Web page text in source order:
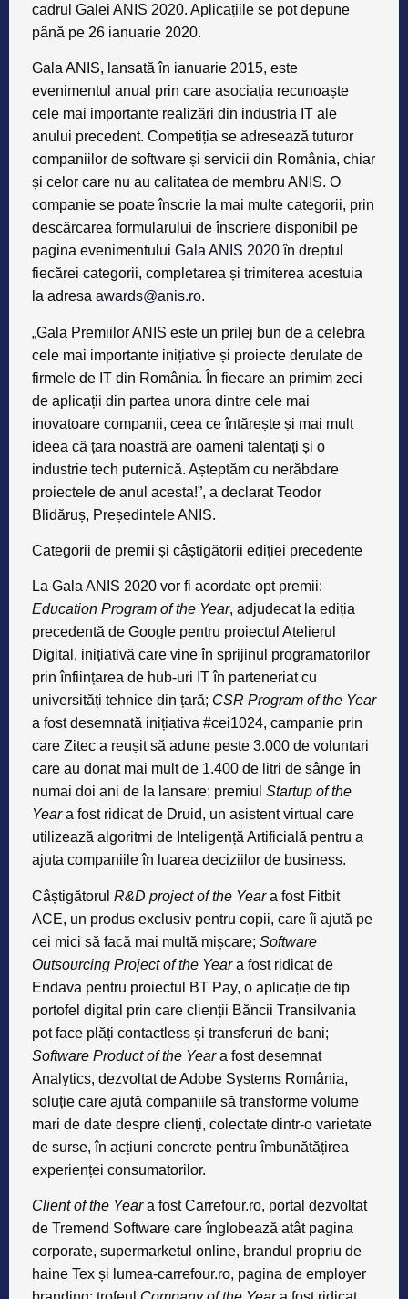
cadrul Galei ANIS 2020. Aplicațiile se pot depune
până pe 26 ianuarie 2020.
Gala ANIS, lansată în ianuarie 2015, este
evenimentul anual prin care asociația recunoaște
cele mai importante realizări din industria IT ale
anului precedent. Competiția se adresează tuturor
companiilor de software și servicii din România, chiar
și celor care nu au calitatea de membru ANIS. O
companie se poate înscrie la mai multe categorii, prin
descărcarea formularului de înscriere disponibil pe
pagina evenimentului Gala ANIS 2020în dreptul
fiecărei categorii, completarea și trimiterea acestuia
la adresa awards@anis.ro.
„Gala Premiilor ANIS este un prilej bun de a celebra
cele mai importante inițiative și proiecte derulate de
firmele de IT din România. În fiecare an primim zeci
de aplicații din partea unora dintre cele mai
inovatoare companii, ceea ce întărește și mai mult
ideea că țara noastră are oameni talentați și o
industrie tech puternică. Așteptăm cu nerăbdare
proiectele de anul acesta!”, a declarat Teodor
Blidăruș, Președintele ANIS.
Categorii de premii și câștigătorii ediției precedente
La Gala ANIS 2020 vor fi acordate opt premii:
Education Program of the Year, adjudecat la ediția
precedentă de Google pentru proiectul Atelierul
Digital, inițiativă care vine în sprijinul programatorilor
prin înființarea de hub-uri IT în parteneriat cu
universități tehnice din țară; CSR Program of the Year
a fost desemnată inițiativa #cei1024, campanie prin
care Zitec a reușit să adune peste 3.000 de voluntari
care au donat mai mult de 1.400 de litri de sânge în
numai doi ani de la lansare; premiul Startup of the
Yeara fost ridicat de Druid, un asistent virtual care
utilizează algoritmi de Inteligență Artificială pentru a
ajuta companiile în luarea deciziilor de business.
Câștigătorul R&D project of the Yeara fost Fitbit
ACE, un produs exclusiv pentru copii, care îi ajută pe
cei mici să facă mai multă mișcare; Software
Outsourcing Project of the Yeara fost ridicat de
Endava pentru proiectul BT Pay, o aplicație de tip
portofel digital prin care clienții Băncii Transilvania
pot face plăți contactless și transferuri de bani;
Software Product of the Yeara fost desemnat
Analytics, dezvoltat de Adobe Systems România,
soluție care ajută companiile să transforme volume
mari de date despre clienți, colectate dintr-o varietate
de surse, în acțiuni concrete pentru îmbunătățirea
experienței consumatorilor.
Client of the Yeara fost Carrefour.ro, portal dezvoltat
de Tremend Software care înglobează atât pagina
corporate, supermarketul online, brandul propriu de
haine Tex și lumea-carrefour.ro, pagina de employer